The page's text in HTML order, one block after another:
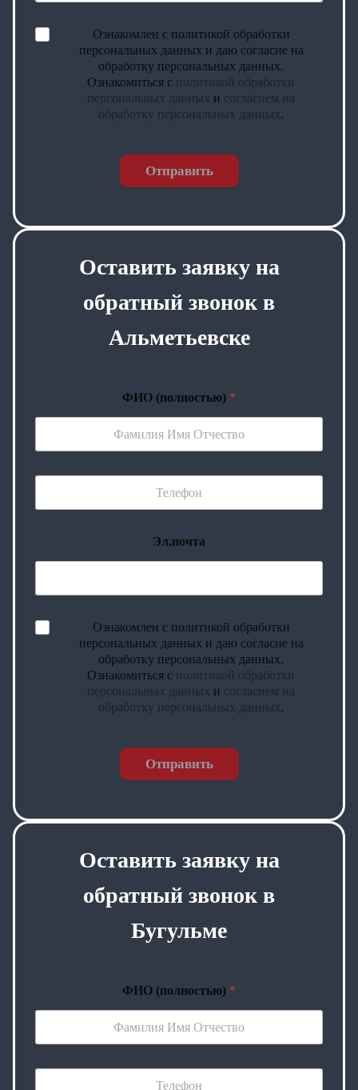
Ознакомлен с политикой обработки
персональных данных и даю согласие на
обработку персональных данных.
Ознакомиться с политикой обработки
персональных данных и согласием на
обработку персональных данных.
Отправить
Оставить заявку на
обратный звонок в
Альметьевске
ФИО (полностью) *
Эл.почта
Ознакомлен с политикой обработки
персональных данных и даю согласие на
обработку персональных данных.
Ознакомиться с политикой обработки
персональных данных и согласием на
обработку персональных данных.
Отправить
Оставить заявку на
обратный звонок в
Бугульме
ФИО (полностью) *